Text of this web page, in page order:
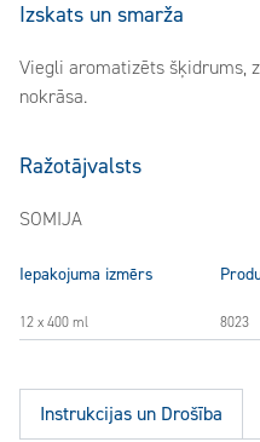
Izskats un smarža
Viegli aromatizēts šķidrums,
nokrāsa.
Ražotājvalsts
SOMIJA
Iepakojuma izmērs
12 x 400 ml 8023
Instrukcijas un Drošība